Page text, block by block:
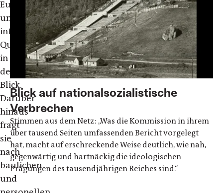
Europas
und
internationale
Querbezüge
in
den
Blick.
Darüber
hinaus
fragt
sie
nach
baulichen
und
Blick auf nationalsozialistische
Verbrechen
Stimmen aus dem Netz: „Was die Kommission in ihrem
über tausend Seiten umfassenden Bericht vorgelegt
hat, macht auf erschreckende Weise deutlich, wie nah,
gegenwärtig und hartnäckig die ideologischen
Prägungen des tausendjährigen Reiches sind.“